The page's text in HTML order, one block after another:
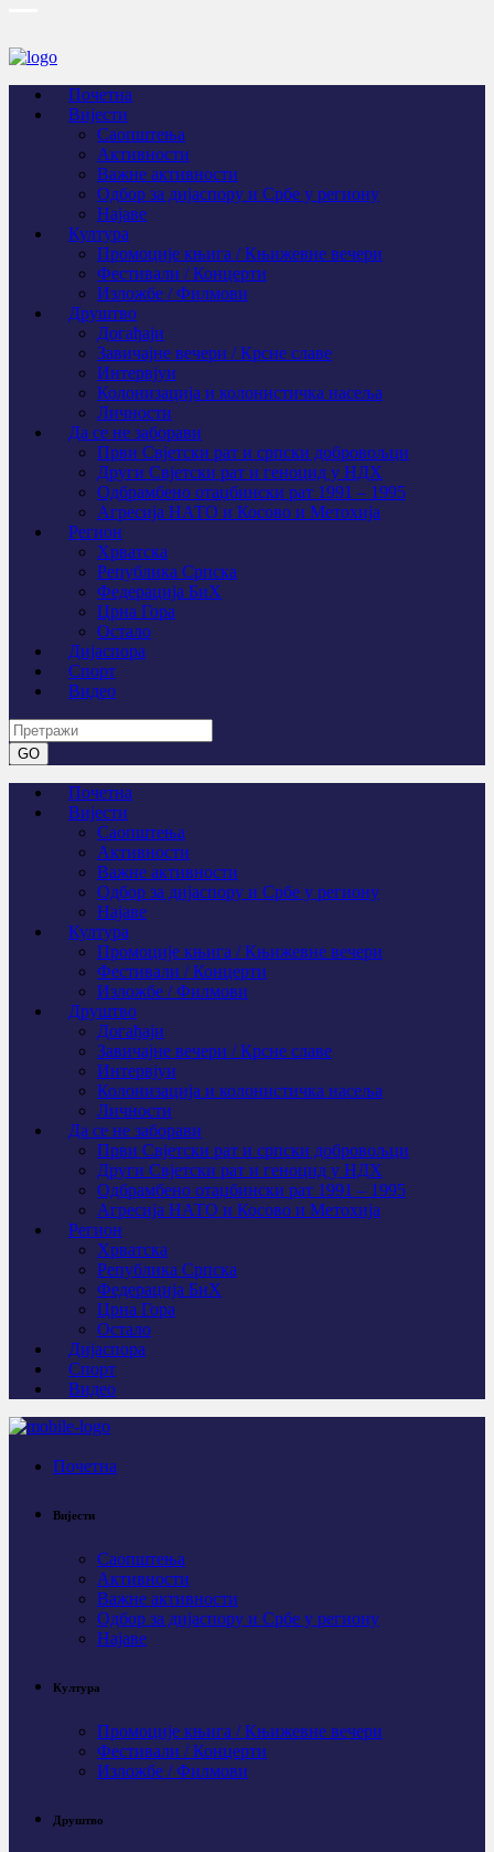
Почетна
Вијести
Саопштења
Активности
Важне активности
Одбор за дијаспору и Србе у региону
Најаве
Култура
Промоције књига / Књижевне вечери
Фестивали / Концерти
Изложбе / Филмови
Друштво
Догађаји
Завичајне вечери / Крсне славе
Интервјуи
Колонизација и колонистичка насеља
Личности
Да се не заборави
Први Свјeтски рат и српски добровољци
Други Свјетски рат и геноцид у НДХ
Одбрамбено отаџбински рат 1991 – 1995
Агресија НАТО и Косово и Метохија
Регион
Хрватска
Република Српска
Федерација БиХ
Црна Гора
Остало
Дијаспора
Спорт
Видео
Почетна
Вијести
Саопштења
Активности
Важне активности
Одбор за дијаспору и Србе у региону
Најаве
Култура
Промоције књига / Књижевне вечери
Фестивали / Концерти
Изложбе / Филмови
Друштво
Догађаји
Завичајне вечери / Крсне славе
Интервјуи
Колонизација и колонистичка насеља
Личности
Да се не заборави
Први Свјeтски рат и српски добровољци
Други Свјетски рат и геноцид у НДХ
Одбрамбено отаџбински рат 1991 – 1995
Агресија НАТО и Косово и Метохија
Регион
Хрватска
Република Српска
Федерација БиХ
Црна Гора
Остало
Дијаспора
Спорт
Видео
Почетна
Вијести
Саопштења
Активности
Важне активности
Одбор за дијаспору и Србе у региону
Најаве
Култура
Промоције књига / Књижевне вечери
Фестивали / Концерти
Изложбе / Филмови
Друштво